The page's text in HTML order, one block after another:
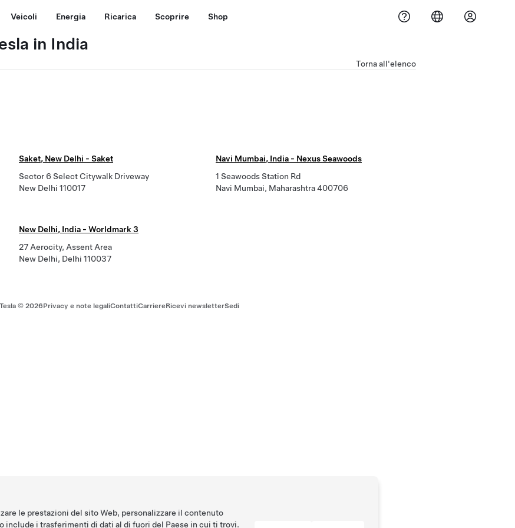
Veicoli Energia Ricarica Scoprire Shop
in India
Torna all'elenco
Saket, New Delhi - Saket
Sector 6 Select Citywalk Driveway
New Delhi 110017
Navi Mumbai, India - Nexus Seawoods
1 Seawoods Station Rd
Navi Mumbai, Maharashtra 400706
New Delhi, India - Worldmark 3
27 Aerocity, Assent Area
New Delhi, Delhi 110037
Tesla © 2026Privacy e note legaliContattiCarriereRicevi newsletterSedi
le prestazioni del sito Web, personalizzare il contenuto
i trasferimenti di dati al di fuori del Paese in cui ti trovi.